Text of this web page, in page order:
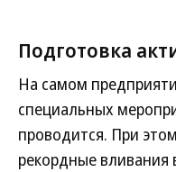
Подготовка
На самом
специальных
проводится. При
рекордные вливания